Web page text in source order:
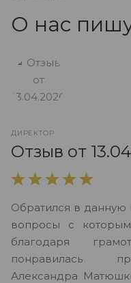
О нас
ДИРЕКТОР
Отзыв от
Обратился в данную
вопросы с
благодаря
понравилась
Александра